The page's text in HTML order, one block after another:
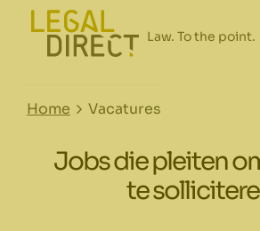
Home Vacatures
Jobs die pleiten
te